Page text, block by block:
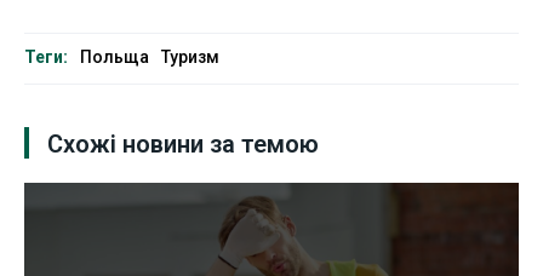
Теги: Польща Туризм
Схожі новини за темою